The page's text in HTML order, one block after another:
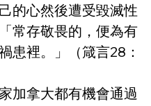
的心然後遭受毀滅性
常存敬畏的，便為有
患裡。」（箴言28：
加拿大都有機會通過